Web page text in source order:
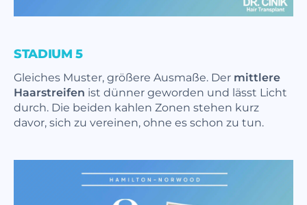
STADIUM 5
Gleiches Muster, größere Ausmaße. Der mittlere
Haarstreifen ist dünner geworden und lässt Licht
durch. Die beiden kahlen Zonen stehen kurz
davor, sich zu vereinen, ohne es schon zu tun.